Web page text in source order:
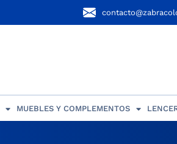
MUEBLES Y COMPLEMENTOS